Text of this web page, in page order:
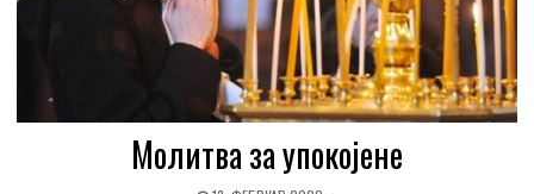
Mолитва за упокојене